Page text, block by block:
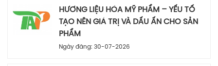
HƯƠNG LIỆU HÓA MỸ PHẨM – YẾU TỐ
TẠO NÊN GIÁ TRỊ VÀ DẤU ẤN CHO SẢN
PHẨM
Ngày đăng: 30-07-2026